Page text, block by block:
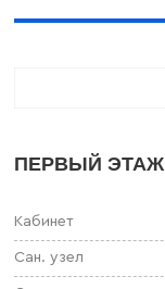
ПЕРВЫЙ ЭТАЖ
Кабинет
Сан. узел